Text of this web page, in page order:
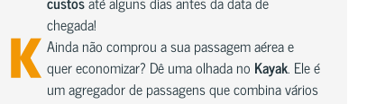
chegada!
Ainda não comprou a sua passagem aérea e
quer economizar? Dê uma olhada no Kayak. Ele é
um agregador de passagens que combina vários